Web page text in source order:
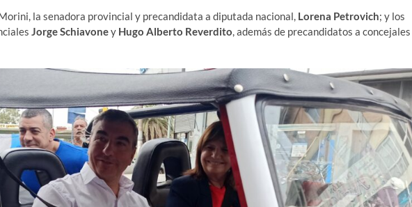
la senadora provincial y precandidata a diputada nacional, Lorena Petrovich; y los
JorgeSchiavoney Hugo Alberto Reverdito, además de precandidatos a